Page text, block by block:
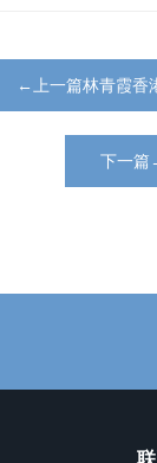
←上一篇林青霞香
下一篇